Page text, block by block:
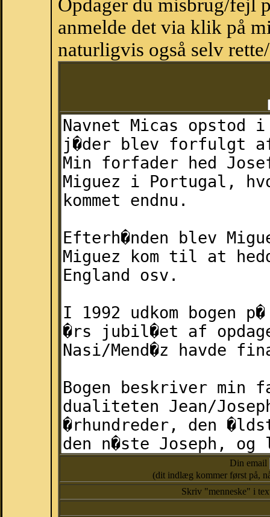
Opdager du misbrug/fejl
anmelde det via klik på
naturligvis også selv
Din email
(dit indlæg kommer først på,
Skriv "menneske" i